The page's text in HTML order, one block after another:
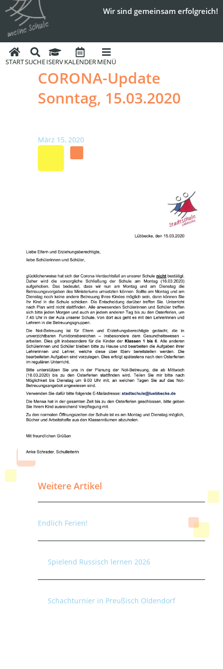
Wir sind gemeinsam erfolgreich!
STARTSUCHEISERVKALENDERMENÜ
CORONA-Update
Sonntag, 15.03.2020
März 15, 2020
Weitere Artikel
Endlich Ferien!
Spielend Russisch lernen 2026
Schachturnier in Preußisch Oldendorf